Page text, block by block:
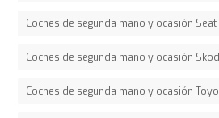
Coches de segunda mano y ocasión Seat
Coches de segunda mano y ocasión
Coches de segunda mano y ocasión